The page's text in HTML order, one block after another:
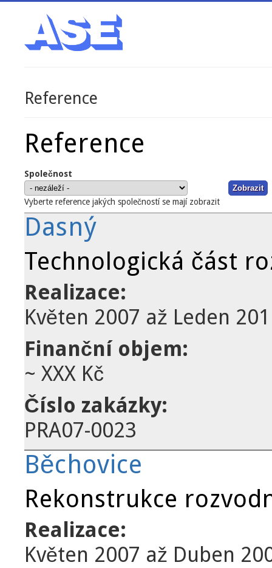
Jste zde
Reference
Reference
Společnost
Vyberte reference jakých společností se mají zobrazit
Dasný
Technologická část
Realizace:
Květen 2007 až Leden
Finanční objem:
~ XXX Kč
Číslo zakázky:
PRA07-0023
Běchovice
Rekonstrukce
Realizace:
Květen 2007 až Duben